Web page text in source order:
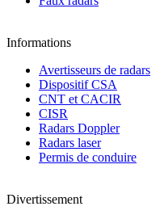
Informations
Avertisseurs de radars
Dispositif CSA
CNT et CACIR
CISR
Radars Doppler
Radars laser
Permis de conduire
Divertissement